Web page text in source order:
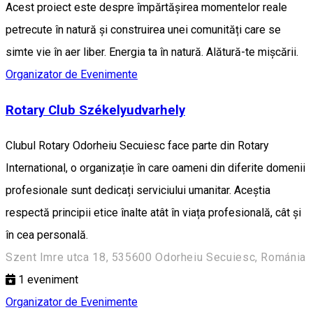
Acest proiect este despre împărtășirea momentelor reale
petrecute în natură și construirea unei comunități care se
simte vie în aer liber. Energia ta în natură. Alătură-te mișcării.
Organizator de Evenimente
Rotary Club Székelyudvarhely
Clubul Rotary Odorheiu Secuiesc face parte din Rotary
International, o organizație în care oameni din diferite domenii
profesionale sunt dedicați serviciului umanitar. Aceștia
respectă principii etice înalte atât în viața profesională, cât și
în cea personală.
Szent Imre utca 18, 535600 Odorheiu Secuiesc, Románia
1 eveniment
Organizator de Evenimente